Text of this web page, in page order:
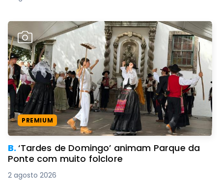
PREMIUM
B.‘Tardes de Domingo’ animam Parque da
Ponte com muito folclore
2 agosto 2026